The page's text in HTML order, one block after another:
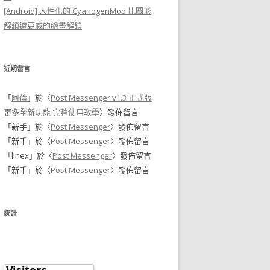
[Android] 人性化的 CyanogenMod 比圖形
解鎖還更威的繪畫解鎖
近期留言
「阿倫」於〈Post Messenger v1.3 正式版
更多全新功能 完整使用教學〉發佈留言
「新手」於〈Post Messenger〉發佈留言
「新手」於〈Post Messenger〉發佈留言
「linex」於〈Post Messenger〉發佈留言
「新手」於〈Post Messenger〉發佈留言
統計